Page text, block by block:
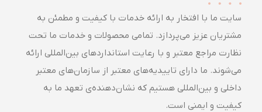
سایت ما با افتخار به ارائه خدمات با کیفیت و مطمئن به
مشتریان عزیز می‌پردازد. تمامی محصولات و خدمات ما تحت
نظارت مراجع معتبر و با رعایت استانداردهای بین‌المللی ارائه
می‌شوند. ما دارای تاییدیه‌های معتبر از سازمان‌های معتبر
داخلی و بین‌المللی هستیم که نشان‌دهنده‌ی تعهد ما به
کیفیت و ایمنی است.